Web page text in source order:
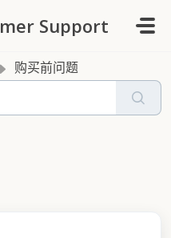
Support
购买前问题